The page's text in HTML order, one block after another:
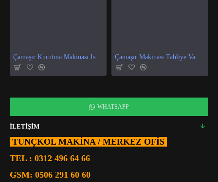
Çamaşır Makinası Tahliye Vanası
WHATSAPP
İLETİŞİM
TUNÇKOL MAKİNA / MERKEZ OFIS
TEL : 0312 496 64 66
GSM: 0506 291 60 60